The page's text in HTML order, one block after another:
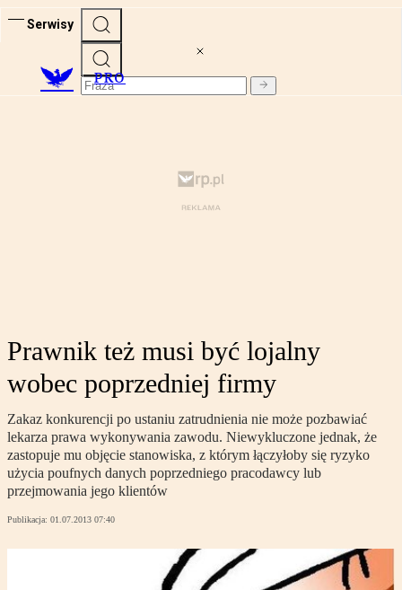
Serwisy
PRO
Prawnik też musi być lojalny
wobec poprzedniej firmy
Zakaz konkurencji po ustaniu zatrudnienia nie może pozbawiać
lekarza prawa wykonywania zawodu. Niewykluczone jednak, że
zastopuje mu objęcie stanowiska, z którym łączyłoby się ryzyko
użycia poufnych danych poprzedniego pracodawcy lub
przejmowania jego klientów
Publikacja: 01.07.2013 07:40